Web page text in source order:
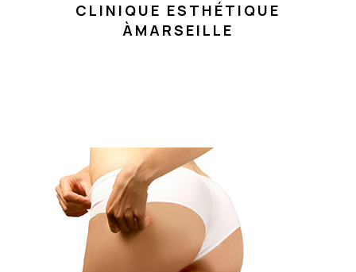
CLINIQUE ESTHÉTIQUE
ÀMARSEILLE